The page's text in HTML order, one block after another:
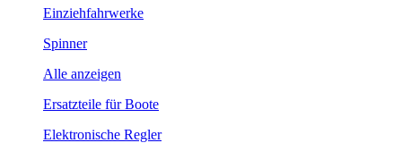
Einziehfahrwerke
Spinner
Alle anzeigen
Ersatzteile für Boote
Elektronische Regler